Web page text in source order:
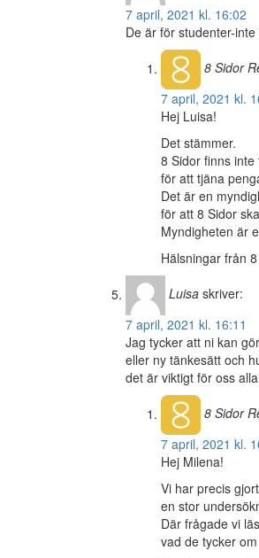
7 april, 2021 kl. 16:02
De är för studenter-
8 Sidor
7 april, 2021 kl.
Hej Luisa!
Det stämmer.
8 Sidor finns inte
för att tjäna
Det är en
för att 8 Sidor
Myndigheten är
Hälsningar från
Luisa skriver:
7 april, 2021 kl. 16:11
Jag tycker att ni kan
eller ny tänkesätt och
det är viktigt för oss
8 Sidor
7 april, 2021 kl.
Hej Milena!
Vi har precis gjort
en stor
Där frågade vi
vad de tycker